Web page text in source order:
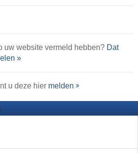
uw website vermeld hebben? Dat
»
u deze hier melden